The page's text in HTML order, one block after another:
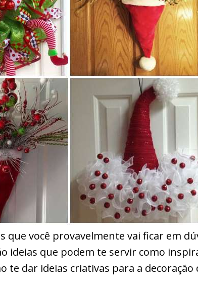
que você provavelmente vai ficar em
ideias que podem te servir como
te dar ideias criativas para a decoração